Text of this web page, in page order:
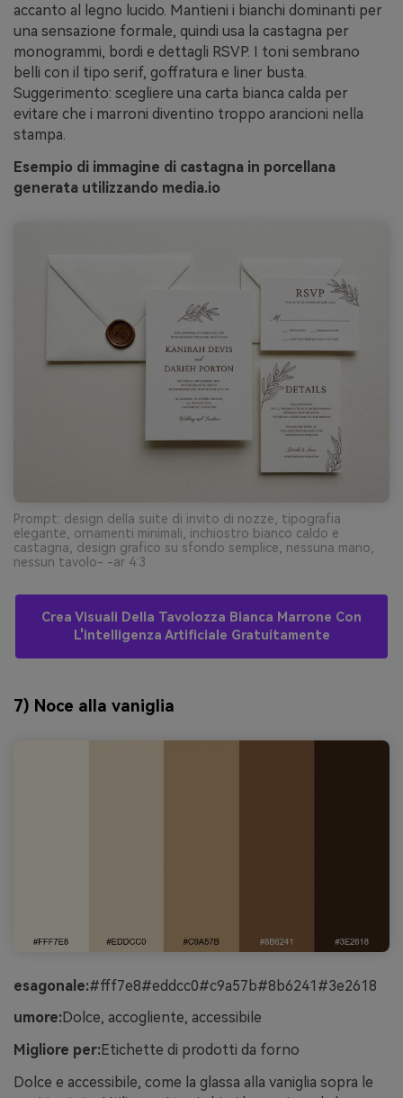
accanto al legno lucido. Mantieni i bianchi dominanti per
una sensazione formale, quindi usa la castagna per
monogrammi, bordi e dettagli RSVP. I toni sembrano
belli con il tipo serif, goffratura e liner busta.
Suggerimento: scegliere una carta bianca calda per
evitare che i marroni diventino troppo arancioni nella
stampa.
Esempio di immagine di castagna in porcellana
generata utilizzando media.io
Prompt: design della suite di invito di nozze, tipografia
elegante, ornamenti minimali, inchiostro bianco caldo e
castagna, design grafico su sfondo semplice, nessuna mano,
nessun tavolo- -ar 4:3
Crea Visuali Della Tavolozza Bianca Marrone Con
L'intelligenza Artificiale Gratuitamente
7) Noce alla vaniglia
esagonale:#fff7e8#eddcc0#c9a57b#8b6241#3e2618
umore:Dolce, accogliente, accessibile
Migliore per:Etichette di prodotti da forno
Dolce e accessibile, come la glassa alla vaniglia sopra le